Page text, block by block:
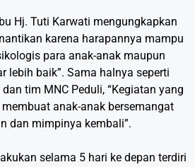
Hj. Tuti Karwati mengungkapkan
karena harapannya mampu
para anak-anak maupun
lebih baik”. Sama halnya seperti
tim MNC Peduli, “Kegiatan yang
anak-anak bersemangat
dan mimpinya kembali”.
selama 5 hari ke depan terdiri